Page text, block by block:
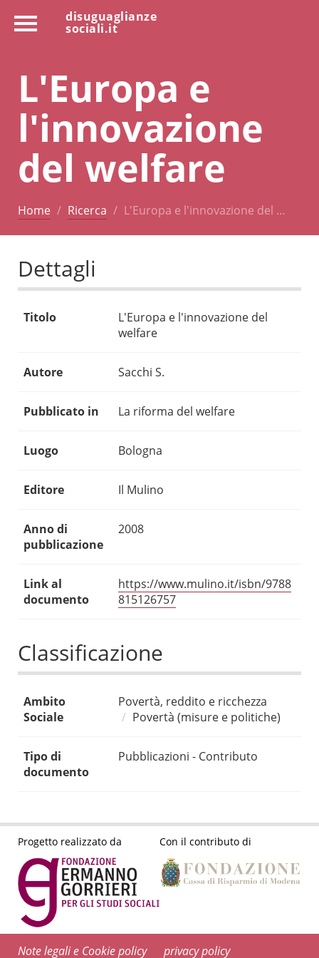
disuguaglianze
sociali.it
L'Europa e
l'innovazione
del welfare
Home Ricerca L'Europa e l'innovazione del …
Dettagli
Titolo
L'Europa e l'innovazione del
welfare
Autore Sacchi S.
Pubblicato in La riforma del welfare
Luogo Bologna
Editore Il Mulino
Anno di
pubblicazione
2008
Link al
documento
https://www.mulino.it/isbn/9788
815126757
Classificazione
Ambito
Sociale
Povertà, reddito e ricchezza
Povertà (misure e politiche)
Tipo di
documento
Pubblicazioni - Contributo
Progetto realizzato da Con il contributo di
Note legali e Cookie policy privacy policy